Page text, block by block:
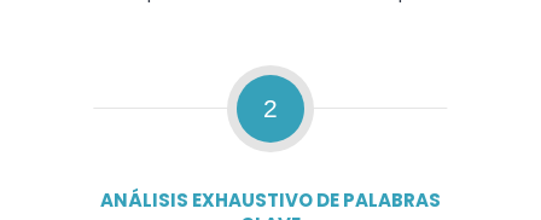
2
ANÁLISIS EXHAUSTIVO DE PALABRAS